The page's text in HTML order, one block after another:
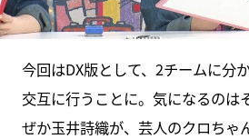
今回はDX版として、2チームに分
交互に行うことに。気になるのは
ぜか玉井詩織が、芸人のクロちゃ